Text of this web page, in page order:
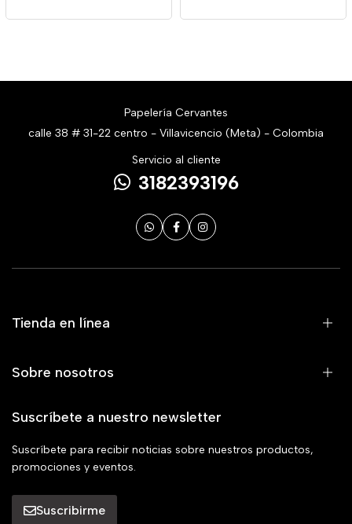
Papelería Cervantes
calle 38 # 31-22 centro - Villavicencio (Meta) - Colombia
Servicio al cliente
3182393196
Tienda en línea
Sobre nosotros
Suscríbete a nuestro newsletter
Suscríbete para recibir noticias sobre nuestros productos,
promociones y eventos.
Suscribirme